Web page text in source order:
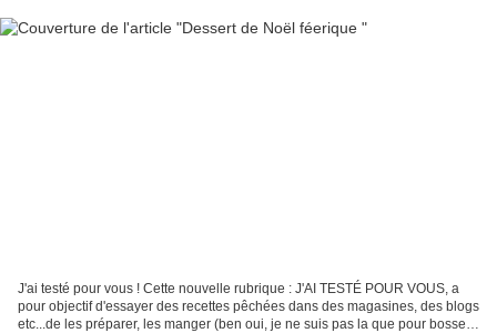
J'ai testé pour vous ! Cette nouvelle rubrique : J'AI TESTÉ POUR VOUS, a
pour objectif d'essayer des recettes pêchées dans des magasines, des blogs
etc...de les préparer, les manger (ben oui, je ne suis pas la que pour bosser!